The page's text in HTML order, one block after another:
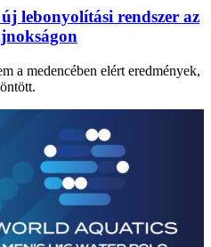
lebonyolítási rendszer az
a medencében elért eredmények,